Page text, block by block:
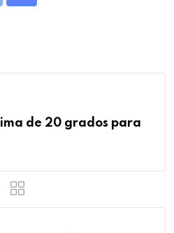
de 20 grados para